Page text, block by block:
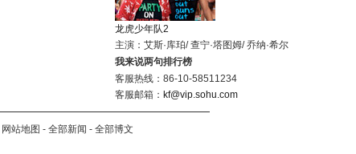
龙虎少年队2
主演：艾斯·库珀/ 查宁·塔图姆/ 乔纳·希尔
我来说两句排行榜
客服热线：86-10-58511234
客服邮箱： kf@vip.sohu.com
网站地图 - 全部新闻 - 全部博文